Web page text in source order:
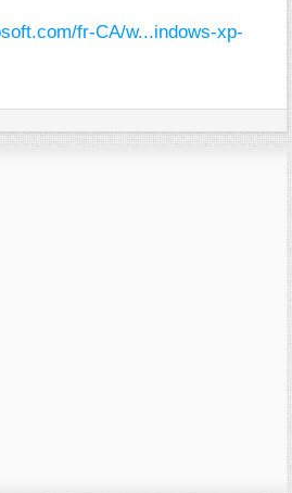
fr-CA/w...indows-xp-